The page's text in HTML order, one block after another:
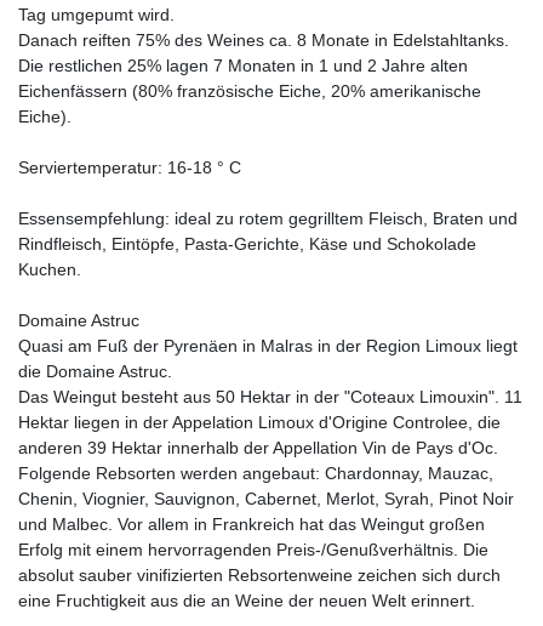
Tag umgepumt wird.
Danach reiften 75% des Weines ca. 8 Monate in Edelstahltanks.
Die restlichen 25% lagen 7 Monaten in 1 und 2 Jahre alten
Eichenfässern (80% französische Eiche, 20% amerikanische
Eiche).
Serviertemperatur: 16-18 ° C
Essensempfehlung: ideal zu rotem gegrilltem Fleisch, Braten und
Rindfleisch, Eintöpfe, Pasta-Gerichte, Käse und Schokolade
Kuchen.
Domaine Astruc
Quasi am Fuß der Pyrenäen in Malras in der Region Limoux liegt
die Domaine Astruc.
Das Weingut besteht aus 50 Hektar in der "Coteaux Limouxin". 11
Hektar liegen in der Appelation Limoux d'Origine Controlee, die
anderen 39 Hektar innerhalb der Appellation Vin de Pays d'Oc.
Folgende Rebsorten werden angebaut: Chardonnay, Mauzac,
Chenin, Viognier, Sauvignon, Cabernet, Merlot, Syrah, Pinot Noir
und Malbec. Vor allem in Frankreich hat das Weingut großen
Erfolg mit einem hervorragenden Preis-/Genußverhältnis. Die
absolut sauber vinifizierten Rebsortenweine zeichen sich durch
eine Fruchtigkeit aus die an Weine der neuen Welt erinnert.